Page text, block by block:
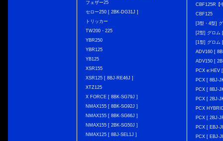
フェザー25
セロー250 [ 2BK-DG31J ]
トリッカー
TW200・225
YBR250
YBR125
YB125
XSR155
XSR125 [ 8BJ-RE46J ]
XTZ125
X FORCE [ 8BK-SG79J ]
NMAX155 [ 8BK-SG92J ]
NMAX155 [ 8BK-SG66J ]
NMAX155 [ 2BK-SG50J ]
NMAX125 [ 8BJ-SEL1J ]
CBF125R【
CBF125
[3型・4型]
[2型] グロム
[1型] グロム
ADV160 [
ADV150 [
PCX e:HEV
PCX [ 8BJ-
PCX [ 8BJ-
PCX [ 2BJ-
PCX
PCX [ 2BJ-
PCX [ EBJ-
PCX [ EBJ-